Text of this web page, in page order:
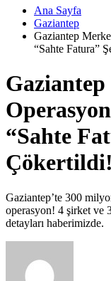
Ana Sayfa
Gaziantep
Gaziantep
“Sahte Fatura”
“Sahte
Çökertildi!
Gaziantep’te 300
operasyon! 4 şirket ve
detayları haberimizde.